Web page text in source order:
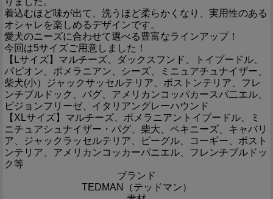
着込むほど味が出て、洗うほど柔らかくなり、実用性のある
オシャレを楽しめるデザインです。
愛犬のニーズに合わせて選べる豊富なラインアップ！
今回は5サイズご用意しました！
【Lサイズ】マルチーズ、ダックスフンド、トイプードル、
パピオン、ポメラニアン、シーズ、ミニュアチュナイザー、
柴犬(小）ジャックサッセルテリア、ボストンテリア、フレ
ンチブルドック、パグ、アメリカンコッパカースパ二エル、
ビジョンフリーゼ、イタリアングレーハウンド
【XLサイズ】マルチーズ、ポメラニアントイプードル、ミ
ニチュアシュナイザー・パグ、柴大、ペキニーズ、キャバリ
ア、ジャックラッセルテリア、ピーグル、コーギー、ボスト
ンテリア、アメリカンコッカーパニエル、フレンチブルドッ
ク等
ブランド
TEDMAN（テッドマン）